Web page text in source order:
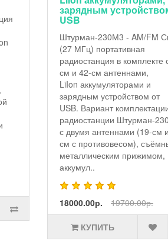
от
Си-Би
с 19-
230М3
и 42-
Штурман-Р230М3 -
для базы. Вариант
с
функцией FM
Р230М3 с двумя
(19-см и 42-см с
и аккумуляторами (8
10440) для работы в
варианте,
(базовой) антенной (д..
42000.00р.